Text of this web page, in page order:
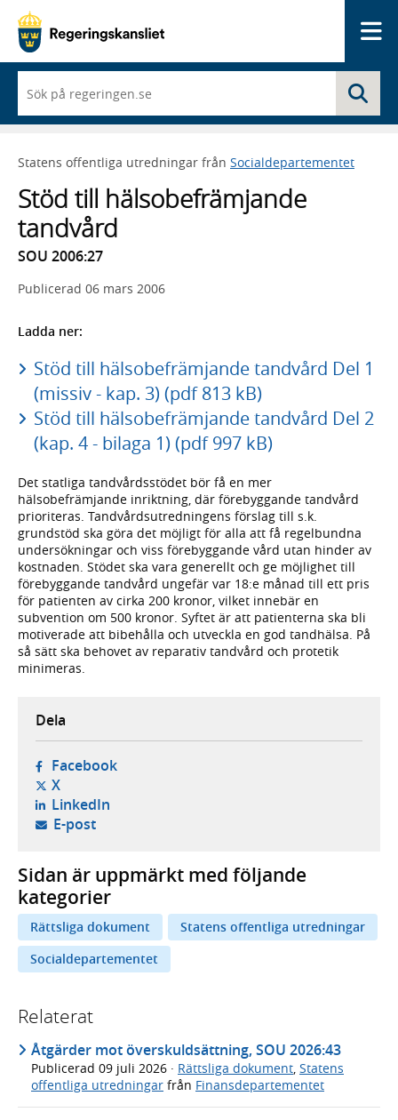
du
börjar
skriva
framträder
lista
med
sökförslag
Statens offentliga utredningar från Socialdepartementet
Stöd till hälsobefrämjande
tandvård
SOU 2006:27
Publicerad 06 mars 2006
Ladda ner:
Stöd till hälsobefrämjande tandvård Del 1
(missiv - kap. 3) (pdf 813 kB)
Stöd till hälsobefrämjande tandvård Del 2
(kap. 4 - bilaga 1) (pdf 997 kB)
Det statliga tandvårdsstödet bör få en mer
hälsobefrämjande inriktning, där förebyggande tandvård
prioriteras. Tandvårdsutredningens förslag till s.k.
grundstöd ska göra det möjligt för alla att få regelbundna
undersökningar och viss förebyggande vård utan hinder av
kostnaden. Stödet ska vara generellt och ge möjlighet till
förebyggande tandvård ungefär var 18:e månad till ett pris
för patienten av cirka 200 kronor, vilket innebär en
subvention om 500 kronor. Syftet är att patienterna ska bli
motiverade att bibehålla och utveckla en god tandhälsa. På
så sätt ska behovet av reparativ tandvård och protetik
minimeras.
Dela
Facebook- öppnas i ny flik, extern webbplats,
X- öppnas i ny flik, extern webbplats,
LinkedIn- öppnas i ny flik, extern webbplats,
E-post- öppnar din e-postklient,
Sidan är uppmärkt med följande
kategorier
Rättsliga dokument
Statens offentliga utredningar
Socialdepartementet
Relaterat
Åtgärder mot överskuldsättning, SOU 2026:43
Publicerad 09 juli 2026 · Rättsliga dokument, Statens
offentliga utredningar från Finansdepartementet